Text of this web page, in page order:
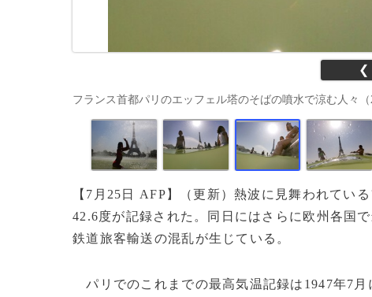
❮
フランス首都パリのエッフェル塔のそばの噴水で涼む人々
【7月25日 AFP】（更新）熱波に見舞われてい
42.6度が記録された。同日にはさらに欧州各国
鉄道旅客輸送の混乱が生じている。
パリでのこれまでの最高気温記録は1947年7